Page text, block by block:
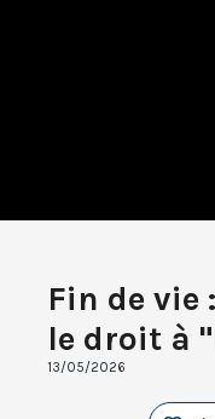
Fin de vie
le droit à
13/05/2026